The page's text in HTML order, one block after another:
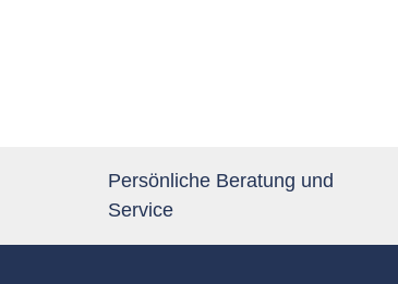
Persönliche Beratung und
Service